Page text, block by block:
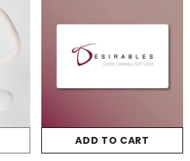
ADD TO CART